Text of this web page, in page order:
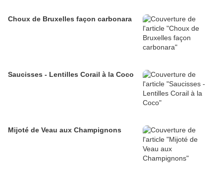
Choux de Bruxelles façon carbonara
Saucisses - Lentilles Corail à la Coco
Mijoté de Veau aux Champignons